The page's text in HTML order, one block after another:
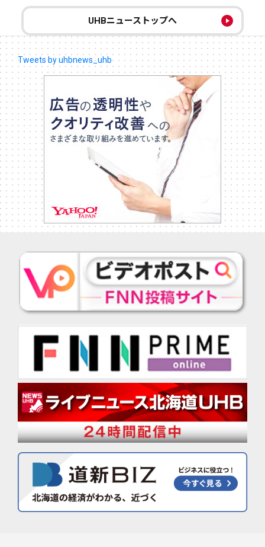
UHBニューストップへ
Tweets by uhbnews_uhb